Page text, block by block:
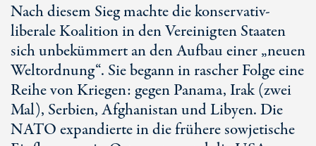
Nach diesem Sieg machte die konservativ-
liberale Koalition in den Vereinigten Staaten
sich unbekümmert an den Aufbau einer „neuen
Weltordnung“. Sie begann in rascher Folge eine
Reihe von Kriegen: gegen Panama, Irak (zwei
Mal), Serbien, Afghanistan und Libyen. Die
NATO expandierte in die frühere sowjetische